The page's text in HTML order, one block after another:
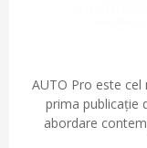
AUTO Pro este
prima publicație
abordare